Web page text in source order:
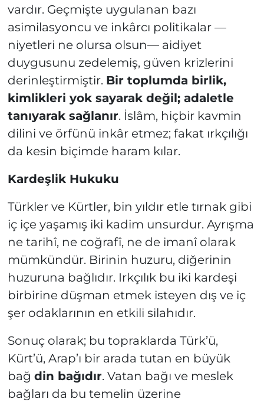
vardır. Geçmişte uygulanan bazı
asimilasyoncu ve inkârcı politikalar —
niyetleri ne olursa olsun— aidiyet
duygusunu zedelemiş, güven krizlerini
derinleştirmiştir. Bir toplumda birlik,
kimlikleri yok sayarak değil; adaletle
tanıyarak sağlanır. İslâm, hiçbir kavmin
dilini ve örfünü inkâr etmez; fakat ırkçılığı
da kesin biçimde haram kılar.
Kardeşlik Hukuku
Türkler ve Kürtler, bin yıldır etle tırnak gibi
iç içe yaşamış iki kadim unsurdur. Ayrışma
ne tarihî, ne coğrafî, ne de imanî olarak
mümkündür. Birinin huzuru, diğerinin
huzuruna bağlıdır. Irkçılık bu iki kardeşi
birbirine düşman etmek isteyen dış ve iç
şer odaklarının en etkili silahıdır.
Sonuç olarak; bu topraklarda Türk’ü,
Kürt’ü, Arap’ı bir arada tutan en büyük
bağ din bağıdır. Vatan bağı ve meslek
bağları da bu temelin üzerine